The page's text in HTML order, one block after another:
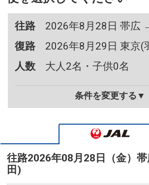
往路
2026年8月28日 帯広
復路
2026年8月29日 東京
人数
大人2名・子供0名
条件を変更する▼
往路2026年08月28日（金）
田)